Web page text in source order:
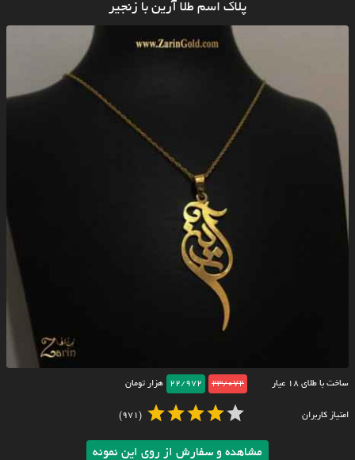
پلاک اسم طلا آرین با زنجیر
ساخت با طلای ۱۸ عیار 23/072
22/972 هزار تومان
امتیاز کاربران (971)
مشاهده و سفارش از روی این نمونه